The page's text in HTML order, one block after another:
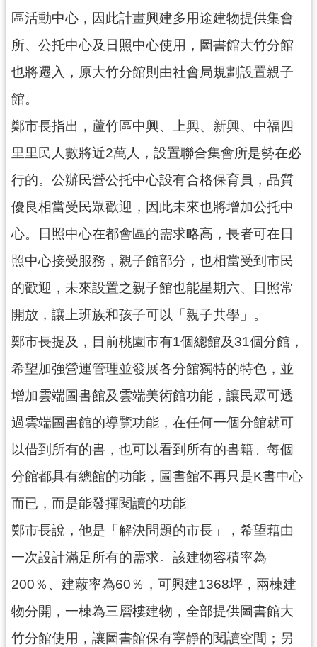
市
信
箱
常
見
問
答
桃
園
市
政
府
入
網
隱
私
權
政
策
網
站
安
全
策
政
府
站
資
料
開
區活動中心，因此計畫興建多用途建物提供集會
所、公托中心及日照中心使用，圖書館大竹分館
也將遷入，原大竹分館則由社會局規劃設置親子
館。
鄭市長指出，蘆竹區中興、上興、新興、中福四
里里民人數將近2萬人，設置聯合集會所是勢在必
行的。公辦民營公托中心設有合格保育員，品質
優良相當受民眾歡迎，因此未來也將增加公托中
心。日照中心在都會區的需求略高，長者可在日
照中心接受服務，親子館部分，也相當受到市民
的歡迎，未來設置之親子館也能星期六、日照常
開放，讓上班族和孩子可以「親子共學」。
鄭市長提及，目前桃園市有1個總館及31個分館，
希望加強營運管理並發展各分館獨特的特色，並
增加雲端圖書館及雲端美術館功能，讓民眾可透
過雲端圖書館的導覽功能，在任何一個分館就可
以借到所有的書，也可以看到所有的書籍。每個
分館都具有總館的功能，圖書館不再只是K書中心
而已，而是能發揮閱讀的功能。
鄭市長說，他是「解決問題的市長」，希望藉由
一次設計滿足所有的需求。該建物容積率為
200％、建蔽率為60％，可興建1368坪，兩棟建
物分開，一棟為三層樓建物，全部提供圖書館大
竹分館使用，讓圖書館保有寧靜的閱讀空間；另